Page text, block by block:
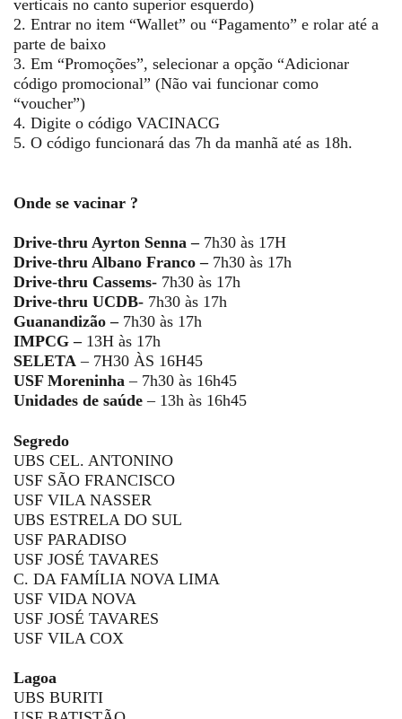
verticais no canto superior esquerdo)
2. Entrar no item “Wallet” ou “Pagamento” e rolar até a
parte de baixo
3. Em “Promoções”, selecionar a opção “Adicionar
código promocional” (Não vai funcionar como
“voucher”)
4. Digite o código VACINACG
5. O código funcionará das 7h da manhã até as 18h.
Onde se vacinar ?
Drive-thru Ayrton Senna – 7h30 às 17H
Drive-thru Albano Franco – 7h30 às 17h
Drive-thru Cassems- 7h30 às 17h
Drive-thru UCDB- 7h30 às 17h
Guanandizão – 7h30 às 17h
IMPCG – 13H às 17h
SELETA – 7H30 ÀS 16H45
USF Moreninha – 7h30 às 16h45
Unidades de saúde – 13h às 16h45
Segredo
UBS CEL. ANTONINO
USF SÃO FRANCISCO
USF VILA NASSER
UBS ESTRELA DO SUL
USF PARADISO
USF JOSÉ TAVARES
C. DA FAMÍLIA NOVA LIMA
USF VIDA NOVA
USF JOSÉ TAVARES
USF VILA COX
Lagoa
UBS BURITI